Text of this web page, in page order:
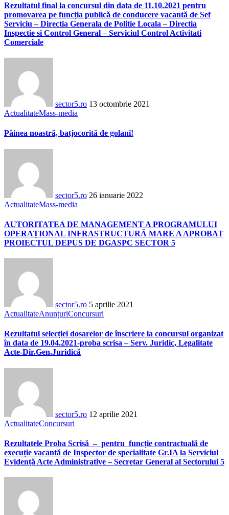
Rezultatul final la concursul din data de 11.10.2021 pentru
promovarea pe funcția publică de conducere vacantă de Sef
Serviciu – Directia Generala de Politie Locala – Directia
Inspectie si Control General – Serviciul Control Activitati
Comerciale
sector5.ro 13 octombrie 2021
ActualitateMass-media
Pâinea noastră, batjocorită de golani!
sector5.ro 26 ianuarie 2022
ActualitateMass-media
AUTORITATEA DE MANAGEMENT A PROGRAMULUI
OPERAȚIONAL INFRASTRUCTURĂ MARE A APROBAT
PROIECTUL DEPUS DE DGASPC SECTOR 5
sector5.ro 5 aprilie 2021
ActualitateAnunțuriConcursuri
Rezultatul selecției dosarelor de înscriere la concursul organizat
în data de 19.04.2021-proba scrisa – Serv. Juridic, Legalitate
Acte-Dir.Gen.Juridică
sector5.ro 12 aprilie 2021
ActualitateConcursuri
Rezultatele Proba Scrisă – pentru funcție contractuală de
execuție vacantă de Inspector de specialitate Gr.IA la Serviciul
Evidență Acte Administrative – Secretar General al Sectorului 5